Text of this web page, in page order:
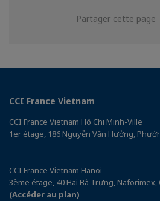
Partager cette page
CCI France Vietnam
CCI France Vietnam Hô Chi Minh-Ville
1er étage, 186 Nguyễn Văn Hưởng,
CCI France Vietnam Hanoi
3ème étage, 40 Hai Bà Trưng, Naforimex,
(Accéder au plan)